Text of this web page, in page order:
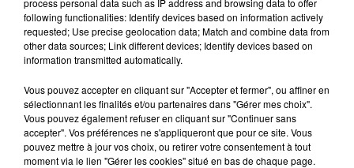
following functionalities: Identify devices based on information actively
requested; Use precise geolocation data; Match and combine data from
other data sources; Link different devices; Identify devices based on
information transmitted automatically.
Vous pouvez accepter en cliquant sur "Accepter et fermer", ou affiner en
sélectionnant les finalités et/ou partenaires dans "Gérer mes choix".
Vous pouvez également refuser en cliquant sur "Continuer sans
accepter". Vos préférences ne s'appliqueront que pour ce site. Vous
pouvez mettre à jour vos choix, ou retirer votre consentement à tout
moment via le lien "Gérer les cookies" situé en bas de chaque page.